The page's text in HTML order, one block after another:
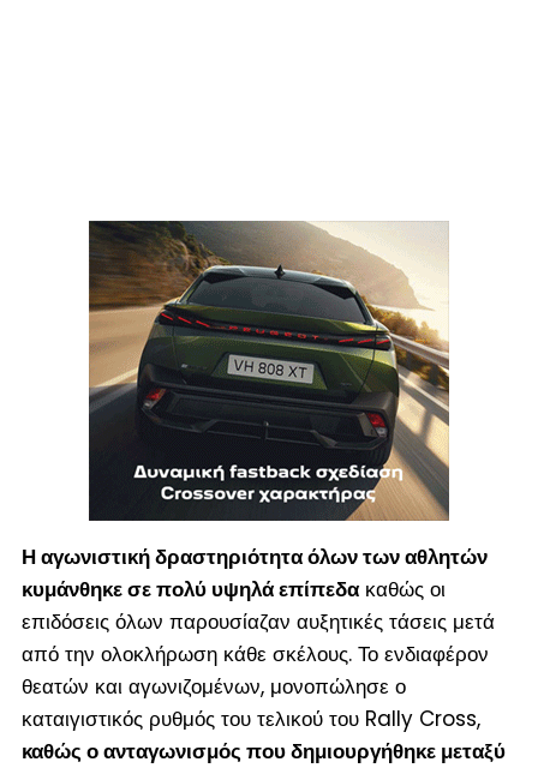
Η αγωνιστική δραστηριότητα όλων των αθλητών
κυμάνθηκε σε πολύ υψηλά επίπεδακαθώς οι
επιδόσεις όλων παρουσίαζαν αυξητικές τάσεις μετά
από την ολοκλήρωση κάθε σκέλους. Το ενδιαφέρον
θεατών και αγωνιζομένων, μονοπώλησε ο
καταιγιστικός ρυθμός του τελικού του Rally Cross,
καθώς ο ανταγωνισμός που δημιουργήθηκε μεταξύ